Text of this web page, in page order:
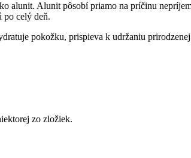
alunit. Alunit pôsobí priamo na príčinu
po celý deň.
pokožku, prispieva k udržaniu prirodzenej
zo zložiek.